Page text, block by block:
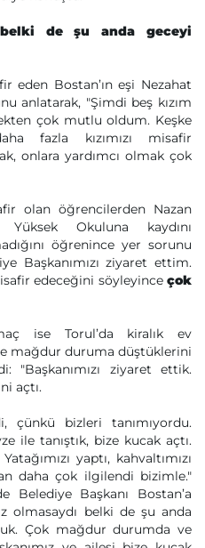
belki de şu anda geceyi
eden Bostan’ın eşi Nezahat
anlatarak, "Şimdi beş kızım
çok mutlu oldum. Keşke
fazla kızımızı misafir
onlara yardımcı olmak çok
olan öğrencilerden Nazan
Okuluna kaydını
öğrenince yer sorunu
Başkanımızı ziyaret ettim.
edeceğini söyleyince çok
ise Torul’da kiralık ev
mağdur duruma düştüklerini
"Başkanımızı ziyaret ettik.
açtı.
çünkü bizleri tanımıyordu.
ile tanıştık, bize kucak açtı.
yaptı, kahvaltımızı
daha çok ilgilendi bizimle."
Belediye Başkanı Bostan’a
olmasaydı belki de şu anda
Çok mağdur durumda ve